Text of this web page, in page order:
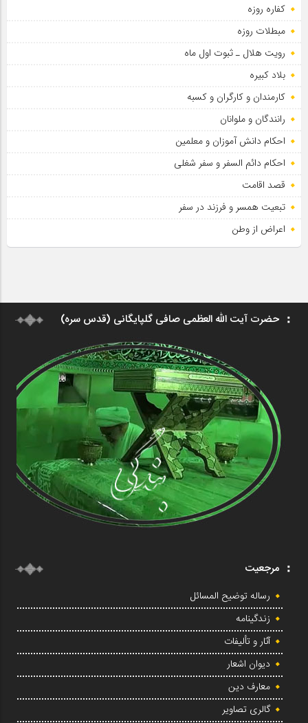
کفاره روزه
مبطلات روزه
رویت هلال ـ ثبوت اول ماه
بلاد کبیره
کارمندان و کارگران و کسبه
رانندگان و ملوانان
احکام دانش آموزان و معلمین
احکام دائم السفر و سفر شغلی
قصد اقامت
تبعیت همسر و فرزند در سفر
اعراض از وطن
حضرت آیت الله العظمی صافی گلپایگانی (قدس سره)
مرجعیت
رساله توضیح المسائل
زندگینامه
آثار و تألیفات
دیوان اشعار
معارف دین
گالری تصاویر